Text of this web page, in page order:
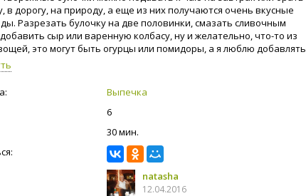
в дорогу, на природу, а еще из них получаются очень вкусные
Разрезать булочку на две половинки, смазать сливочным
сыр или варенную колбасу, ну и желательно, что-то из
это могут быть огурцы или помидоры, а я люблю добавлять
Готовьте творожные булочки, это очень легко и вкусно.
Выпечка
6
30 мин.
natasha
12.04.2016